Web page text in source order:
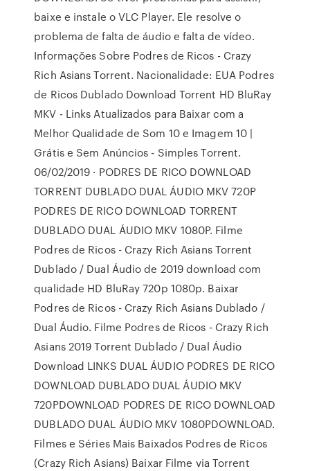
baixe e instale o VLC Player. Ele resolve o
problema de falta de áudio e falta de vídeo.
Informações Sobre Podres de Ricos - Crazy
Rich Asians Torrent. Nacionalidade: EUA Podres
de Ricos Dublado Download Torrent HD BluRay
MKV - Links Atualizados para Baixar com a
Melhor Qualidade de Som 10 e Imagem 10 |
Grátis e Sem Anúncios - Simples Torrent.
06/02/2019 · PODRES DE RICO DOWNLOAD
TORRENT DUBLADO DUAL ÁUDIO MKV 720P
PODRES DE RICO DOWNLOAD TORRENT
DUBLADO DUAL ÁUDIO MKV 1080P. Filme
Podres de Ricos - Crazy Rich Asians Torrent
Dublado / Dual Áudio de 2019 download com
qualidade HD BluRay 720p 1080p. Baixar
Podres de Ricos - Crazy Rich Asians Dublado /
Dual Áudio. Filme Podres de Ricos - Crazy Rich
Asians 2019 Torrent Dublado / Dual Áudio
Download LINKS DUAL ÁUDIO PODRES DE RICO
DOWNLOAD DUBLADO DUAL ÁUDIO MKV
720PDOWNLOAD PODRES DE RICO DOWNLOAD
DUBLADO DUAL ÁUDIO MKV 1080PDOWNLOAD.
Filmes e Séries Mais Baixados Podres de Ricos
(Crazy Rich Asians) Baixar Filme via Torrent